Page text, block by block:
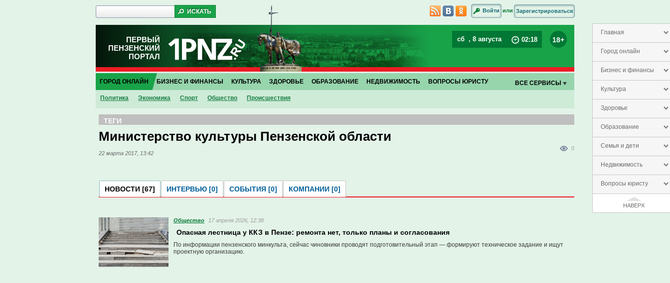
Главная
Город онлайн
Бизнес и финансы
Культура
Здоровье
Образование
Семья и дети
Недвижимость
Вопросы юристу
НАВЕРХ
Войти или Зарегистрироваться
ПЕРВЫЙ
ПЕНЗЕНСКИЙ
ПОРТАЛ
сб , 8 августа 02:18 18+
ГОРОД ОНЛАЙН
Политика Экономика Спорт Общество Проиcшествия
БИЗНЕС И ФИНАНСЫ КУЛЬТУРА ЗДОРОВЬЕ ОБРАЗОВАНИЕ НЕДВИЖИМОСТЬ ВОПРОСЫ ЮРИСТУ ВСЕ СЕРВИСЫ
ТЕГИ
Министерство культуры Пензенской области
22 марта 2017, 13:42
0
НОВОСТИ [67] ИНТЕРВЬЮ [0] СОБЫТИЯ [0] КОМПАНИИ [0]
Общество 17 апреля 2026, 12:38
Опасная лестница у ККЗ в Пензе: ремонта нет, только планы и согласования
По информации пензенского минкульта, сейчас чиновники проводят подготовительный этап — формируют техническое задание и ищут
проектную организацию.